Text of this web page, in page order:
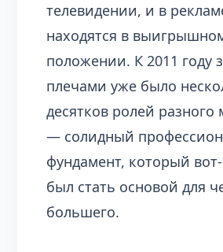
телевидении, и в
находятся в
положении. К 2011 году
плечами уже было
десятков ролей разного
— солидный
фундамент, который
был стать основой для
большего.